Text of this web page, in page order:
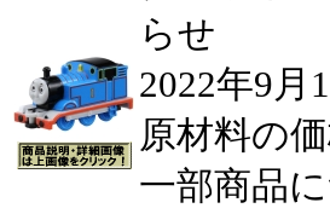
らせ
2022年9
原材料の
一部商品